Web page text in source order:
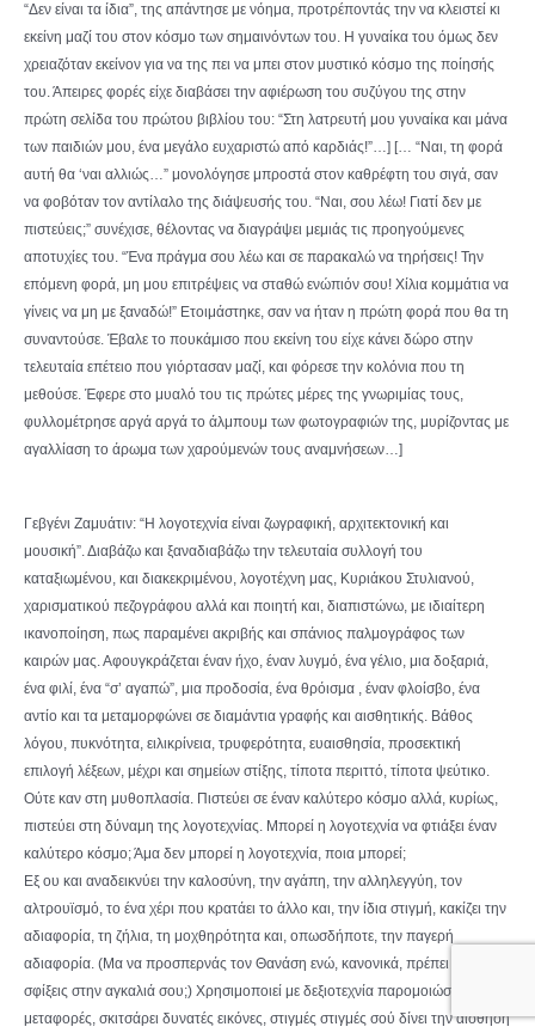
“Δεν είναι τα ίδια”, της απάντησε με νόημα, προτρέποντάς την να κλειστεί κι
εκείνη μαζί του στον κόσμο των σημαινόντων του. Η γυναίκα του όμως δεν
χρειαζόταν εκείνον για να της πει να μπει στον μυστικό κόσμο της ποίησής
του. Άπειρες φορές είχε διαβάσει την αφιέρωση του συζύγου της στην
πρώτη σελίδα του πρώτου βιβλίου του: “Στη λατρευτή μου γυναίκα και μάνα
των παιδιών μου, ένα μεγάλο ευχαριστώ από καρδιάς!”…] [… “Ναι, τη φορά
αυτή θα ‘ναι αλλιώς…” μονολόγησε μπροστά στον καθρέφτη του σιγά, σαν
να φοβόταν τον αντίλαλο της διάψευσής του. “Ναι, σου λέω! Γιατί δεν με
πιστεύεις;” συνέχισε, θέλοντας να διαγράψει μεμιάς τις προηγούμενες
αποτυχίες του. “Ένα πράγμα σου λέω και σε παρακαλώ να τηρήσεις! Την
επόμενη φορά, μη μου επιτρέψεις να σταθώ ενώπιόν σου! Χίλια κομμάτια να
γίνεις να μη με ξαναδώ!” Ετοιμάστηκε, σαν να ήταν η πρώτη φορά που θα τη
συναντούσε. Έβαλε το πουκάμισο που εκείνη του είχε κάνει δώρο στην
τελευταία επέτειο που γιόρτασαν μαζί, και φόρεσε την κολόνια που τη
μεθούσε. Έφερε στο μυαλό του τις πρώτες μέρες της γνωριμίας τους,
φυλλομέτρησε αργά αργά το άλμπουμ των φωτογραφιών της, μυρίζοντας με
αγαλλίαση το άρωμα των χαρούμενών τους αναμνήσεων…]
Γεβγένι Ζαμυάτιν: “Η λογοτεχνία είναι ζωγραφική, αρχιτεκτονική και
μουσική”. Διαβάζω και ξαναδιαβάζω την τελευταία συλλογή του
καταξιωμένου, και διακεκριμένου, λογοτέχνη μας, Κυριάκου Στυλιανού,
χαρισματικού πεζογράφου αλλά και ποιητή και, διαπιστώνω, με ιδιαίτερη
ικανοποίηση, πως παραμένει ακριβής και σπάνιος παλμογράφος των
καιρών μας. Αφουγκράζεται έναν ήχο, έναν λυγμό, ένα γέλιο, μια δοξαριά,
ένα φιλί, ένα “σ’ αγαπώ”, μια προδοσία, ένα θρόισμα , έναν φλοίσβο, ένα
αντίο και τα μεταμορφώνει σε διαμάντια γραφής και αισθητικής. Βάθος
λόγου, πυκνότητα, ειλικρίνεια, τρυφερότητα, ευαισθησία, προσεκτική
επιλογή λέξεων, μέχρι και σημείων στίξης, τίποτα περιττό, τίποτα ψεύτικο.
Ούτε καν στη μυθοπλασία. Πιστεύει σε έναν καλύτερο κόσμο αλλά, κυρίως,
πιστεύει στη δύναμη της λογοτεχνίας. Μπορεί η λογοτεχνία να φτιάξει έναν
καλύτερο κόσμο; Άμα δεν μπορεί η λογοτεχνία, ποια μπορεί;
Εξ ου και αναδεικνύει την καλοσύνη, την αγάπη, την αλληλεγγύη, τον
αλτρουϊσμό, το ένα χέρι που κρατάει το άλλο και, την ίδια στιγμή, κακίζει την
αδιαφορία, τη ζήλια, τη μοχθηρότητα και, οπωσδήποτε, την παγερή
αδιαφορία. (Μα να προσπερνάς τον Θανάση ενώ, κανονικά, πρέπει να τον
σφίξεις στην αγκαλιά σου;) Χρησιμοποιεί με δεξιοτεχνία παρομοιώσεις και
μεταφορές, σκιτσάρει δυνατές εικόνες, στιγμές στιγμές σού δίνει την αίσθηση